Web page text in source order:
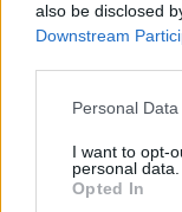
also be disclosed
Downstream
Please note that
not limited to your
grant or deny
use your data for
Personal
I want to opt-
personal data.
Opted In
LEGFRISSEBB